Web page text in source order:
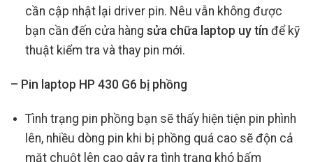
cần cập nhật lại driver pin. Nêu vẫn không được
bạn cần đến cửa hàng sửa chữa laptop uy tín để kỹ
thuật kiểm tra và thay pin mới.
– Pin laptop HP 430 G6 bị phồng
Tình trạng pin phồng bạn sẽ thấy hiện tiện pin phình
lên, nhiều dòng pin khi bị phồng quá cao sẽ độn cả
mặt chuột lên cao gây ra tình trạng khó bấm